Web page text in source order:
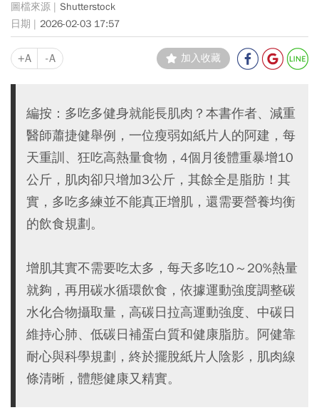
Shutterstock
2026-02-03 17:57
+A -A 加入收藏
編按：多吃多健身就能長肌肉？本書作者、減重
醫師蕭捷健舉例，一位瘦弱如紙片人的阿建，每
天重訓、狂吃高熱量食物，4個月後體重暴增10
公斤，肌肉卻只增加3公斤，其餘全是脂肪！其
實，多吃多練並不能真正增肌，還需要營養均衡
的飲食規劃。
增肌其實不需要吃太多，每天多吃10～20%熱量
就夠，再用碳水循環飲食，依據運動強度調整碳
水化合物攝取量，高碳日拉高運動強度、中碳日
維持心肺、低碳日補蛋白質和健康脂肪。阿健靠
耐心與科學規劃，終於擺脫紙片人陰影，肌肉線
條清晰，體態健康又精實。